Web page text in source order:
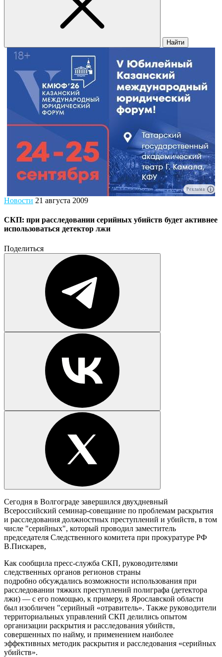
Найти
Реклама
Новости 21 августа 2009
СКП: при расследовании серийных убийств будет активнее
использоваться детектор лжи
Поделиться
Сегодня в Волгограде завершился двухдневный
Всероссийский семинар-совещание по проблемам раскрытия
и расследования должностных преступлений и убийств, в том
числе "серийных", который проводил заместитель
председателя Следственного комитета при прокуратуре РФ
В.Пискарев,
Как сообщила пресс-служба СКП, руководителями
следственных органов регионов страны
подробно обсуждались возможности использования при
расследовании тяжких преступлений полиграфа (детектора
лжи) — с его помощью, к примеру, в Ярославской области
был изобличен "серийный «отравитель». Также руководители
территориальных управлений СКП делились опытом
организации раскрытия и расследования убийств,
совершенных по найму, и применением наиболее
эффективных методик раскрытия и расследования «серийных
убийств».